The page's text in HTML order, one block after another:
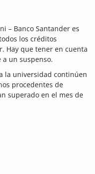
– Banco Santander es
los créditos
Hay que tener en cuenta
a un suspenso.
la universidad continúen
procedentes de
superado en el mes de